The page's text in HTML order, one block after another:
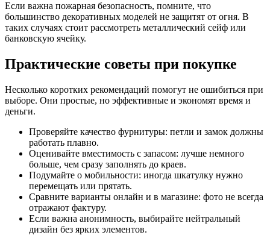
Если важна пожарная безопасность, помните, что
большинство декоративных моделей не защитят от огня. В
таких случаях стоит рассмотреть металлический сейф или
банковскую ячейку.
Практические советы при покупке
Несколько коротких рекомендаций помогут не ошибиться при
выборе. Они простые, но эффективные и экономят время и
деньги.
Проверяйте качество фурнитуры: петли и замок должны
работать плавно.
Оценивайте вместимость с запасом: лучше немного
больше, чем сразу заполнять до краев.
Подумайте о мобильности: иногда шкатулку нужно
перемещать или прятать.
Сравните варианты онлайн и в магазине: фото не всегда
отражают фактуру.
Если важна анонимность, выбирайте нейтральный
дизайн без ярких элементов.